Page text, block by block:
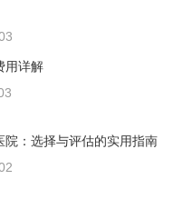
用详解
院：选择与评估的实用指南